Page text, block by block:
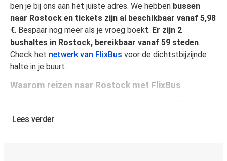
ben je bij ons aan het juiste adres. We hebben bussen
naar Rostock en tickets zijn al beschikbaar vanaf 5,98
€. Bespaar nog meer als je vroeg boekt. Er zijn 2
bushaltes in Rostock, bereikbaar vanaf 59 steden.
Check het netwerk van FlixBus voor de dichtstbijzijnde
halte in je buurt.
Waarom reizen naar Rostock met FlixBus
passagiers van een unieke reiservaring kunnen genieten.
Lees verder